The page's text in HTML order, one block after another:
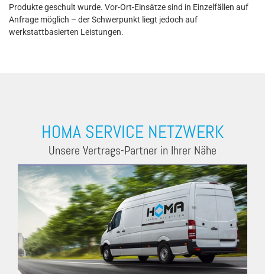
Produkte geschult wurde. Vor-Ort-Einsätze sind in Einzelfällen auf
Anfrage möglich – der Schwerpunkt liegt jedoch auf
werkstattbasierten Leistungen.
HOMA SERVICE NETZWERK
Unsere Vertrags-Partner in Ihrer Nähe